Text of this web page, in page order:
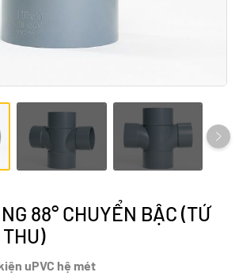
88° CHUYỂN BẬC (TỨ
uPVC hệ mét